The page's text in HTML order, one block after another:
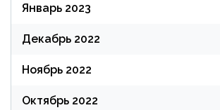
Январь 2023
Декабрь 2022
Ноябрь 2022
Октябрь 2022